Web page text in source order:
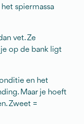
spiermassa
vet. Ze
op de bank ligt
en het
Maar je hoeft
Zweet =